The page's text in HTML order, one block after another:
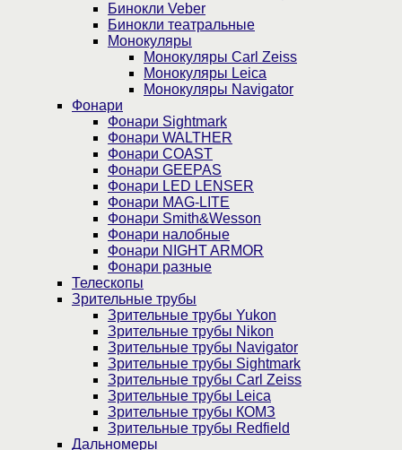
Бинокли Veber
Бинокли театральные
Монокуляры
Монокуляры Carl Zeiss
Монокуляры Leica
Монокуляры Navigator
Фонари
Фонари Sightmark
Фонари WALTHER
Фонари COAST
Фонари GEEPAS
Фонари LED LENSER
Фонари MAG-LITE
Фонари Smith&Wesson
Фонари налобные
Фонари NIGHT ARMOR
Фонари разные
Телескопы
Зрительные трубы
Зрительные трубы Yukon
Зрительные трубы Nikon
Зрительные трубы Navigator
Зрительные трубы Sightmark
Зрительные трубы Carl Zeiss
Зрительные трубы Leica
Зрительные трубы КОМЗ
Зрительные трубы Redfield
Дальномеры